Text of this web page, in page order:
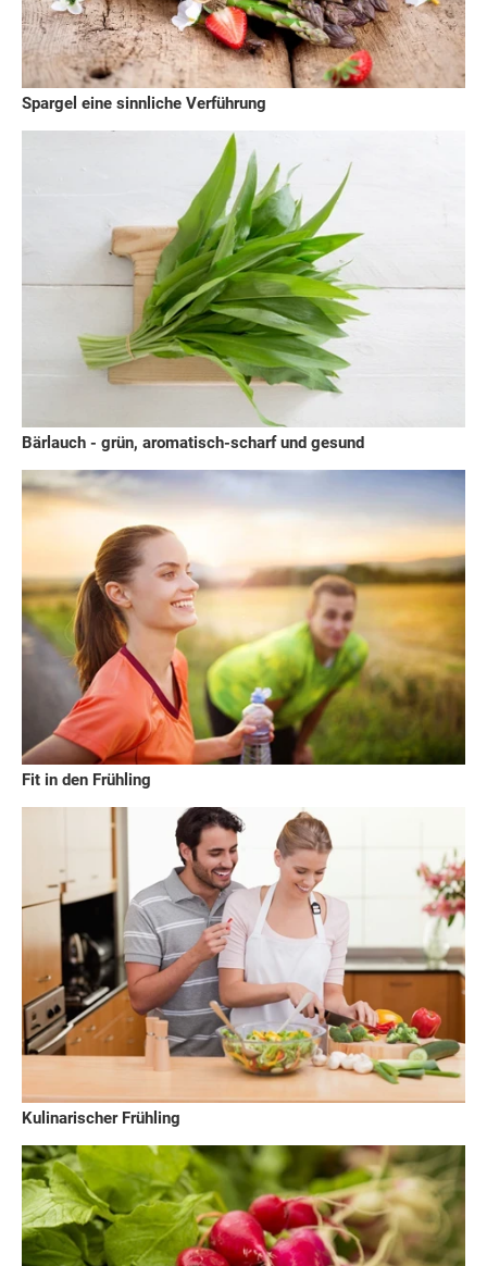
Spargel eine sinnliche Verführung
Bärlauch - grün, aromatisch-scharf und gesund
Fit in den Frühling
Kulinarischer Frühling